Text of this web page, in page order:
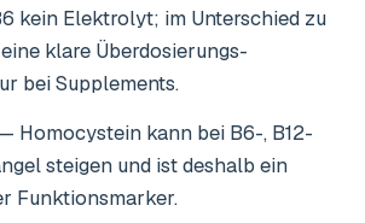
kein Elektrolyt; im Unterschied zu
klare Überdosierungs-
bei Supplements.
Homocystein kann bei B6-, B12-
steigen und ist deshalb ein
Funktionsmarker.